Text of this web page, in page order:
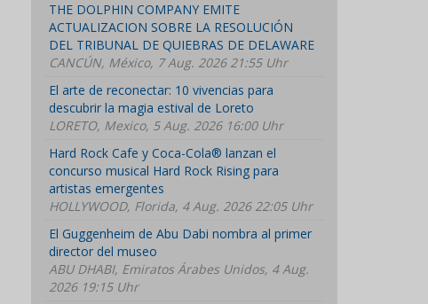
THE DOLPHIN COMPANY EMITE
ACTUALIZACION SOBRE LA RESOLUCIÓN
DEL TRIBUNAL DE QUIEBRAS DE DELAWARE
CANCÚN, México, 7 Aug. 2026 21:55 Uhr
El arte de reconectar: 10 vivencias para
descubrir la magia estival de Loreto
LORETO, Mexico, 5 Aug. 2026 16:00 Uhr
Hard Rock Cafe y Coca-Cola® lanzan el
concurso musical Hard Rock Rising para
artistas emergentes
HOLLYWOOD, Florida, 4 Aug. 2026 22:05 Uhr
El Guggenheim de Abu Dabi nombra al primer
director del museo
ABU DHABI, Emiratos Árabes Unidos, 4 Aug.
2026 19:15 Uhr